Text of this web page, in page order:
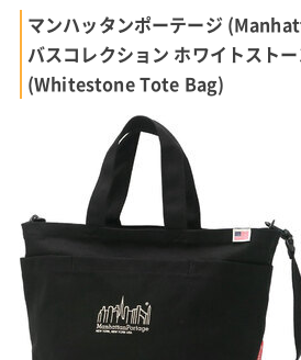
マンハッタンポーテージ
バスコレクション ホワイトスト
(Whitestone Tote Bag)